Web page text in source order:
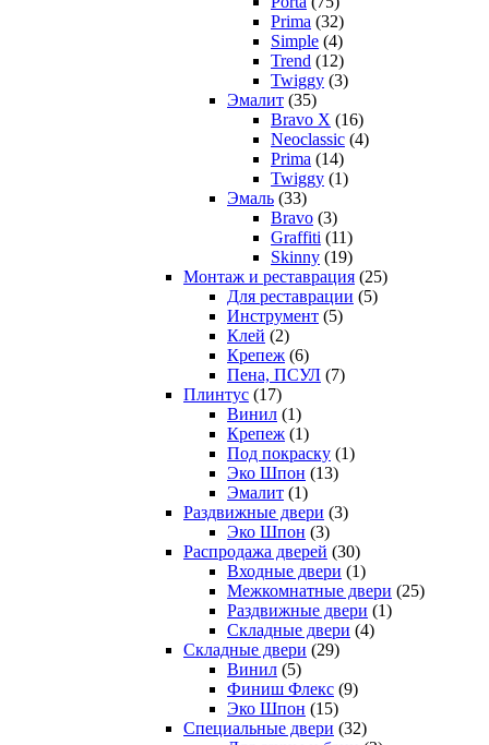
Prima (32)
Simple (4)
Trend (12)
Twiggy (3)
Эмалит (35)
Bravo X (16)
Neoclassic (4)
Prima (14)
Twiggy (1)
Эмаль (33)
Bravo (3)
Graffiti (11)
Skinny (19)
Монтаж и реставрация (25)
Для реставрации (5)
Инструмент (5)
Клей (2)
Крепеж (6)
Пена, ПСУЛ (7)
Плинтус (17)
Винил (1)
Крепеж (1)
Под покраску (1)
Эко Шпон (13)
Эмалит (1)
Раздвижные двери (3)
Эко Шпон (3)
Распродажа дверей (30)
Входные двери (1)
Межкомнатные двери (25)
Раздвижные двери (1)
Складные двери (4)
Складные двери (29)
Винил (5)
Финиш Флекс (9)
Эко Шпон (15)
Специальные двери (32)